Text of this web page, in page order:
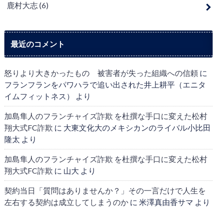
鹿村大志(6)
最近のコメント
怒りより大きかったもの 被害者が失った組織への信頼に
フランフランをパワハラで追い出された井上耕平（エニタ
イムフィットネス）
より
加島隼人のフランチャイズ詐欺 を杜撰な手口に変えた松村
翔大式FC詐欺 に 大東文化大のメキシカンのライバル小比田
隆太 より
加島隼人のフランチャイズ詐欺 を杜撰な手口に変えた松村
翔大式FC詐欺 に 山大 より
契約当日「質問はありませんか？」その一言だけで人生を
左右する契約は成立してしまうのかに 米澤真由香サマ より